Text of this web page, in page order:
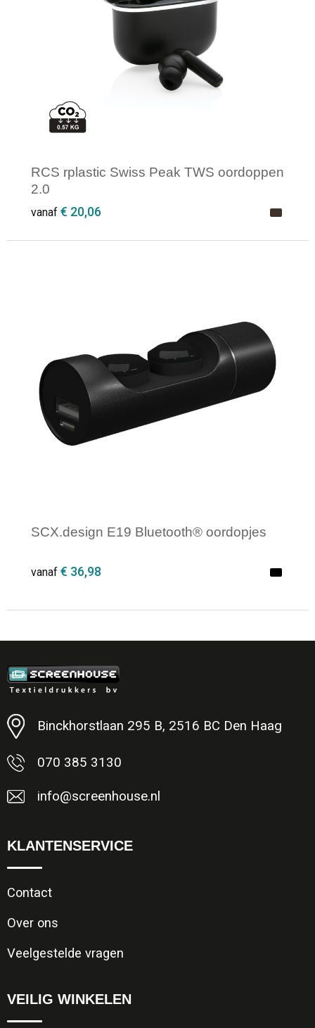
RCS rplastic Swiss Peak TWS oordoppen
2.0
vanaf € 20,06
SCX.design E19 Bluetooth® oordopjes
vanaf € 36,98
Binckhorstlaan 295 B, 2516 BC Den Haag
070 385 3130
info@screenhouse.nl
KLANTENSERVICE
Contact
Over ons
Veelgestelde vragen
VEILIG WINKELEN